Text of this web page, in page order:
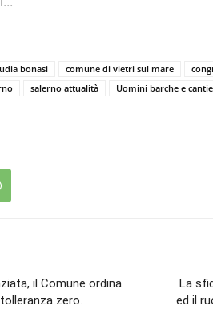
bonasi comune di vietri sul mare
salerno attualità Uomini barche e
il Comune ordina
zero.
La
ed il